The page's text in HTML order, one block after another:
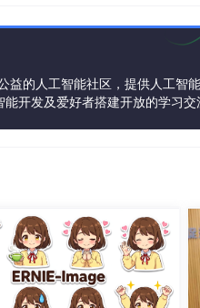
益的人工智能社区，提供人工智
开发及爱好者搭建开放的学习交